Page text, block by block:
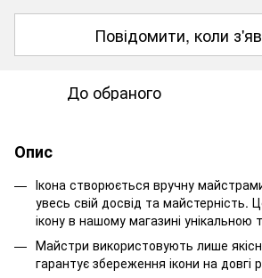
Повідомити, коли
До обраного
Опис
Ікона створюється вручну
увесь свій досвід та майстерність.
ікону в нашому магазині унікальною
Майстри використовують лише
гарантує збереження ікони на довгі